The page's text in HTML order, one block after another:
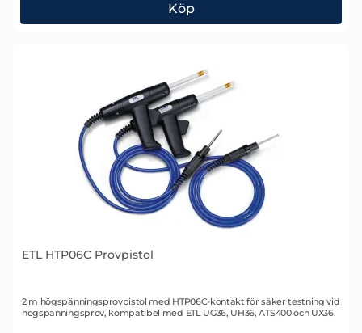
Köp
ETL HTP06C Provpistol
ETL HTP06C Provpistol
Art. nr 1757
2 m högspänningsprovpistol med HTP06C-kontakt för säker testning vid
högspänningsprov, kompatibel med ETL UG36, UH36, ATS400 och UX36.